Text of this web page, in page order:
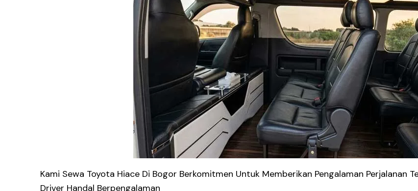
Kami Sewa Toyota Hiace Di Bogor Berkomitmen Untuk Memberikan Pengalaman Perjalanan
Driver Handal Berpengalaman